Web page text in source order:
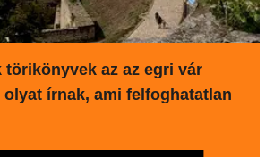
törikönyvek az az egri vár
írnak, ami felfoghatatlan